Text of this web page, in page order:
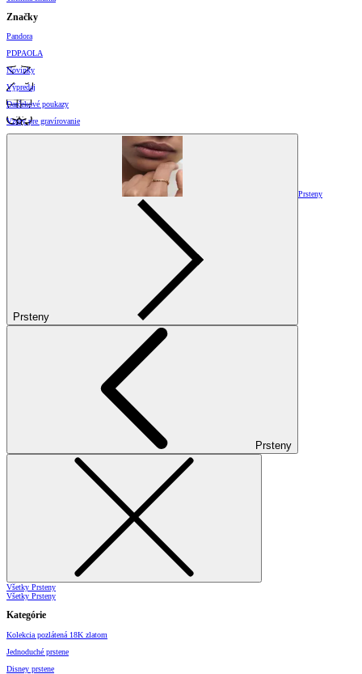
Značky
Pandora
PDPAOLA
Novinky
Výpredaj
Darčekové poukazy
Vzory pre gravírovanie
Prsteny
Prsteny
Prsteny
Všetky Prsteny
Všetky Prsteny
Kategórie
Kolekcia pozlátená 18K zlatom
Jednoduché prstene
Disney prstene